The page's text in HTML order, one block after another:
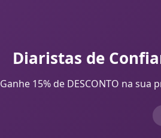
Diaristas de
Ganhe 15% de DESCONTO na